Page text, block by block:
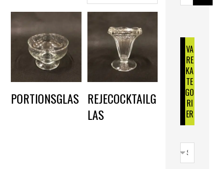
PORTIONSGLAS REJECOCKTAILG
LAS
VA
RE
KA
TE
GO
RI
ER